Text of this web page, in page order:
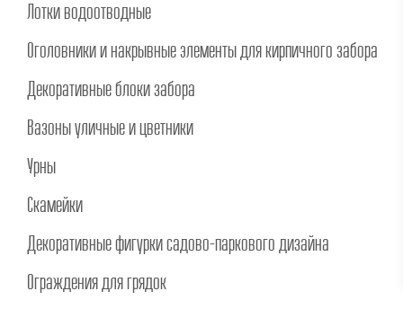
Лотки водоотводные
Оголовники и накрывные элементы для кирпичного забора
Декоративные блоки забора
Вазоны уличные и цветники
Урны
Скамейки
Декоративные фигурки садово-паркового дизайна
Ограждения для грядок